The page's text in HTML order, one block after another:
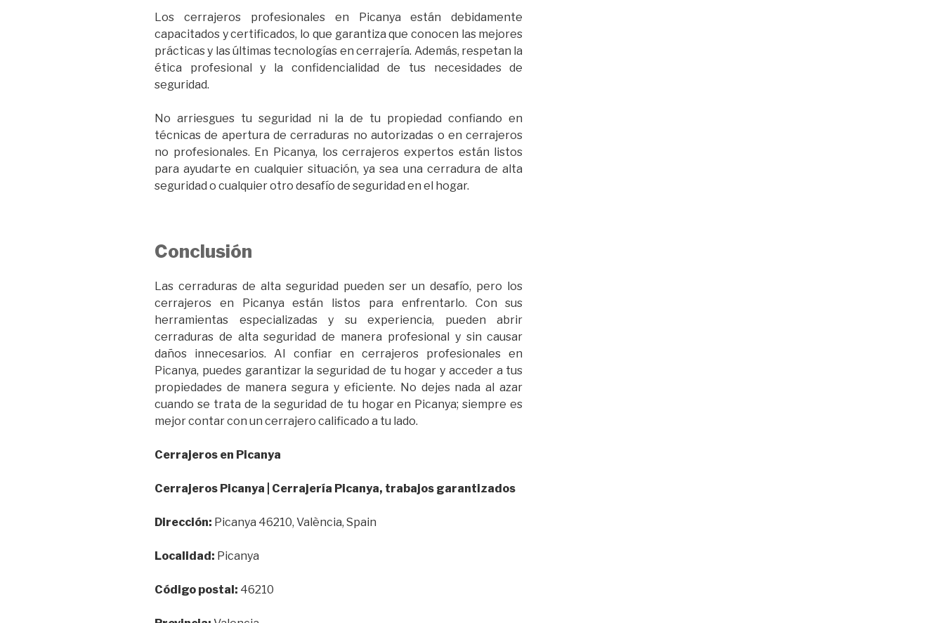
Los cerrajeros profesionales en Picanya están debidamente
capacitados y certificados, lo que garantiza que conocen las mejores
prácticas y las últimas tecnologías en cerrajería. Además, respetan la
ética profesional y la confidencialidad de tus necesidades de
seguridad.
No arriesgues tu seguridad ni la de tu propiedad confiando en
técnicas de apertura de cerraduras no autorizadas o en cerrajeros
no profesionales. En Picanya, los cerrajeros expertos están listos
para ayudarte en cualquier situación, ya sea una cerradura de alta
seguridad o cualquier otro desafío de seguridad en el hogar.
Conclusión
Las cerraduras de alta seguridad pueden ser un desafío, pero los
cerrajeros en Picanya están listos para enfrentarlo. Con sus
herramientas especializadas y su experiencia, pueden abrir
cerraduras de alta seguridad de manera profesional y sin causar
daños innecesarios. Al confiar en cerrajeros profesionales en
Picanya, puedes garantizar la seguridad de tu hogar y acceder a tus
propiedades de manera segura y eficiente. No dejes nada al azar
cuando se trata de la seguridad de tu hogar en Picanya; siempre es
mejor contar con un cerrajero calificado a tu lado.
Cerrajeros en Picanya
Cerrajeros Picanya | Cerrajería Picanya, trabajos garantizados
Dirección: Picanya 46210, València, Spain
Localidad: Picanya
Código postal: 46210